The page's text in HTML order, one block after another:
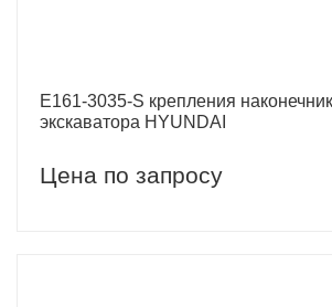
E161-3035-S крепления
экскаватора HYUNDAI
Цена по запросу